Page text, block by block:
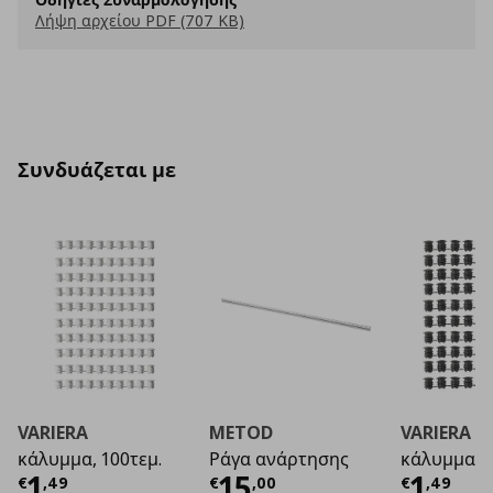
Λήψη αρχείου PDF (707 KB)
Συνδυάζεται με
VARIERA
κάλυμμα, 100τεμ.
€ ,49
METOD
Ράγα ανάρτησης
€ ,00
VARIERA
κάλυμμα
€ ,49